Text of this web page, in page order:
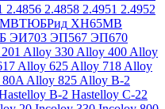
2.4856 2.4858 2.4951 2.4952
ХН65МВ
ЭИ703 ЭП567 ЭП670
Alloy 330 Alloy 400 Alloy
Alloy 625 Alloy 718 Alloy
Alloy 825 Alloy B-2
B-2 Hastelloy C-22